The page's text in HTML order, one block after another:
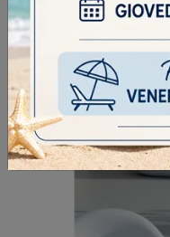
LAURO